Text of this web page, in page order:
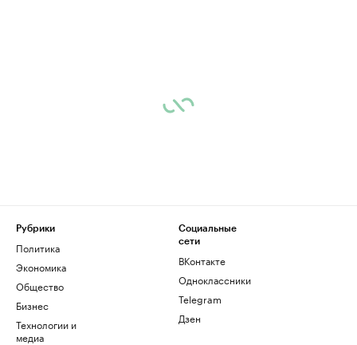
Рубрики
Политика
Экономика
Общество
Бизнес
Технологии и
медиа
Социальные
сети
ВКонтакте
Одноклассники
Telegram
Дзен